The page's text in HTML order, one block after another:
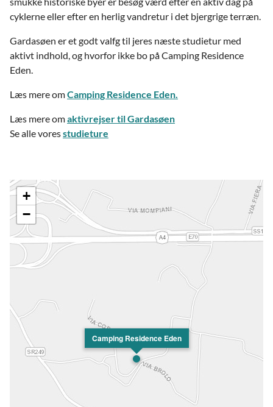
cyklerne eller efter en herlig vandretur i det bjergrige terræn.
Gardasøen er et godt valfg til jeres næste studietur med
aktivt indhold, og hvorfor ikke bo på Camping Residence
Eden.
Læs mere omCamping Residence Eden.
Læs mere omaktivrejser til Gardasøen
Se alle voresstudieture
Camping Residence Eden
+
−